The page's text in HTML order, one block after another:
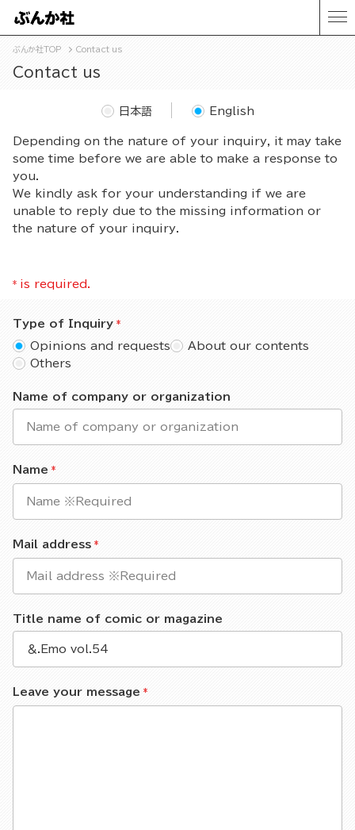
ぶんか社TOP Contact us
Contact us
Depending on the nature of your inquiry, it may take
some time before we are able to make a response to
you.
We kindly ask for your understanding if we are
unable to reply due to the missing information or
the nature of your inquiry.
日本語 English
* is required.
Type of Inquiry
Opinions and requests
About our contents
Others
Name of company or organization
Name
Mail address
Title name of comic or magazine
Leave your message